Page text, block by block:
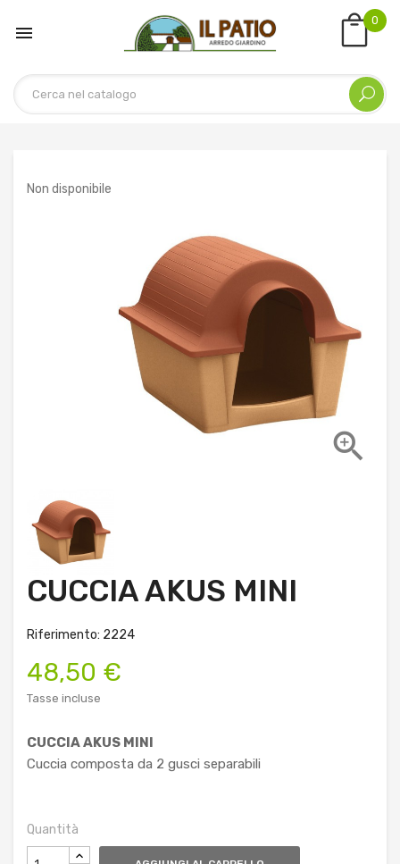

0
Non disponibile

CUCCIA AKUS MINI
Riferimento: 2224
48,50 €
Tasse incluse
CUCCIA AKUS MINI
Cuccia composta da 2 gusci separabili
Quantità